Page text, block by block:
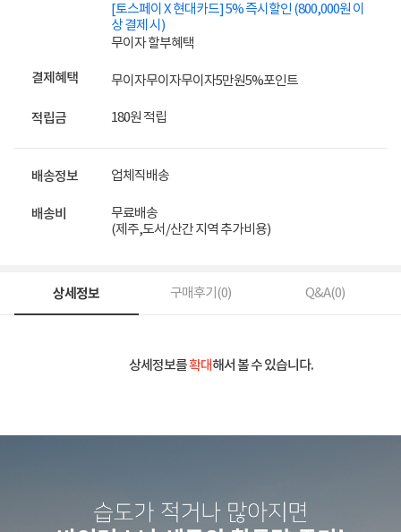
[토스페이 X 현대카드] 5% 즉시할인 (800,000원 이
상 결제 시)
무이자 할부혜택
결제혜택 무이자무이자무이자5만원5%포인트
적립금 180원 적립
배송정보 업체직배송
배송비
무료배송
(제주,도서/산간 지역 추가비용)
상세정보 구매후기(0) Q&A(0)
상세정보를확대해서 볼 수 있습니다.